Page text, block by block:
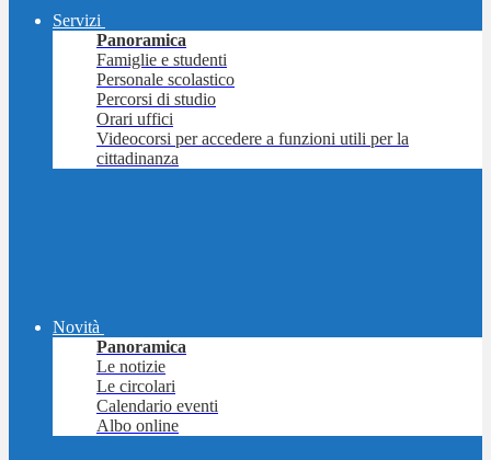
Servizi
Panoramica
Famiglie e studenti
Personale scolastico
Percorsi di studio
Orari uffici
Videocorsi per accedere a funzioni utili per la
cittadinanza
Novità
Panoramica
Le notizie
Le circolari
Calendario eventi
Albo online